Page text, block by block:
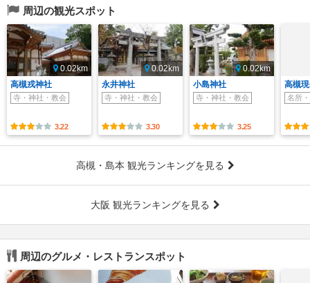
周辺の観光スポット
0.02km
高槻戎神社
寺・神社・教会
3.22
0.02km
永井神社
寺・神社・教会
3.30
0.02km
小島神社
寺・神社・教会
3.25
高槻
名所
高槻・島本 観光ランキングを見る
大阪 観光ランキングを見る
周辺のグルメ・レストランスポット